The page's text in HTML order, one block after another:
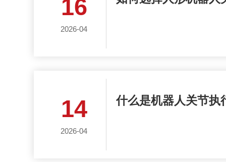
16
2026-04
14
2026-04
什么是机器人关节执